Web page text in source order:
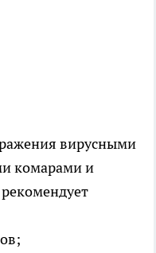
вирусными
комарами и